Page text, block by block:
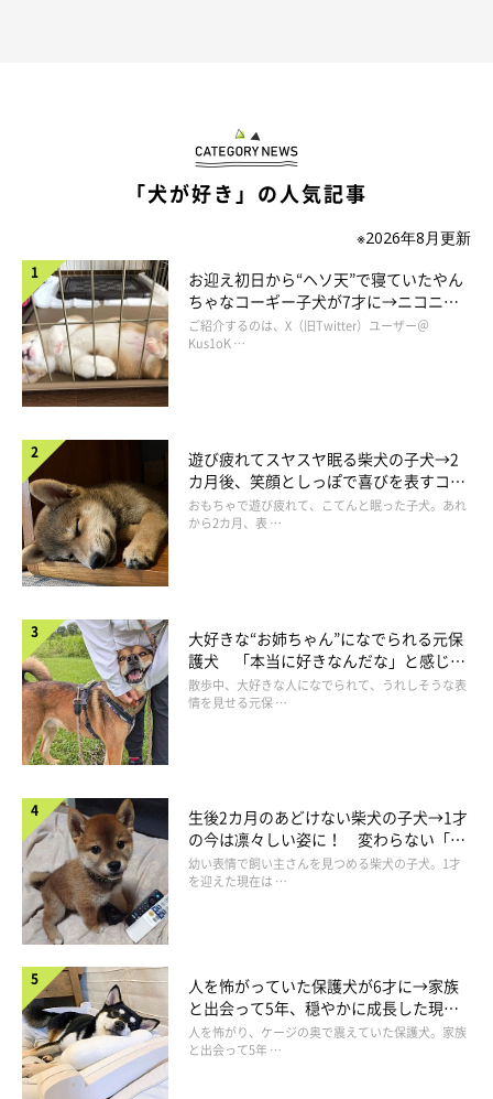
「犬が好き」の人気記事
※2026年8月更新
お迎え初日から“ヘソ天”で寝ていたやん
ちゃなコーギー子犬が7才に→ニコニ
コ“コーギースマイル”が魅力のコに成
長！
ご紹介するのは、X（旧Twitter）ユーザー＠
Kus1oK …
遊び疲れてスヤスヤ眠る柴犬の子犬→2
カ月後、笑顔としっぽで喜びを表すコに
成長！
おもちゃで遊び疲れて、こてんと眠った子犬。あれ
から2カ月、表 …
大好きな“お姉ちゃん”になでられる元保
護犬 「本当に好きなんだな」と感じる
表情にほっこり
散歩中、大好きな人になでられて、うれしそうな表
情を見せる元保 …
生後2カ月のあどけない柴犬の子犬→1才
の今は凛々しい姿に！ 変わらない「く
りくりおめめ」にもほっこり
幼い表情で飼い主さんを見つめる柴犬の子犬。1才
を迎えた現在は …
人を怖がっていた保護犬が6才に→家族
と出会って5年、穏やかに成長した現在
の姿にグッとくる
人を怖がり、ケージの奥で震えていた保護犬。家族
と出会って5年 …